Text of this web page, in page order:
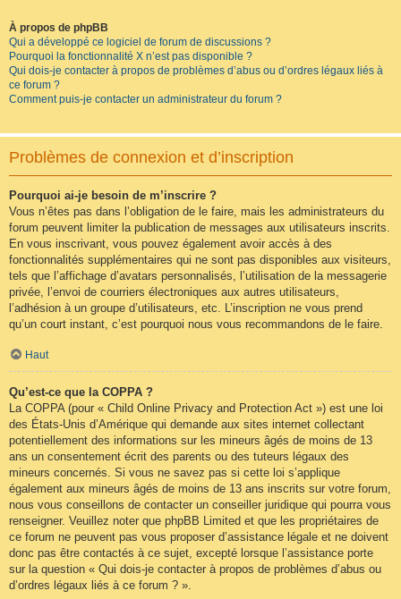
À propos de phpBB
Qui a développé ce logiciel de forum de discussions ?
Pourquoi la fonctionnalité X n’est pas disponible ?
Qui dois-je contacter à propos de problèmes d’abus ou d’ordres légaux liés à
ce forum ?
Comment puis-je contacter un administrateur du forum ?
Problèmes de connexion et d’inscription
Pourquoi ai-je besoin de m’inscrire ?
Vous n’êtes pas dans l’obligation de le faire, mais les administrateurs du
forum peuvent limiter la publication de messages aux utilisateurs inscrits.
En vous inscrivant, vous pouvez également avoir accès à des
fonctionnalités supplémentaires qui ne sont pas disponibles aux visiteurs,
tels que l’affichage d’avatars personnalisés, l’utilisation de la messagerie
privée, l’envoi de courriers électroniques aux autres utilisateurs,
l’adhésion à un groupe d’utilisateurs, etc. L’inscription ne vous prend
qu’un court instant, c’est pourquoi nous vous recommandons de le faire.
Haut
Qu’est-ce que la COPPA ?
La COPPA (pour « Child Online Privacy and Protection Act ») est une loi
des États-Unis d’Amérique qui demande aux sites internet collectant
potentiellement des informations sur les mineurs âgés de moins de 13
ans un consentement écrit des parents ou des tuteurs légaux des
mineurs concernés. Si vous ne savez pas si cette loi s’applique
également aux mineurs âgés de moins de 13 ans inscrits sur votre forum,
nous vous conseillons de contacter un conseiller juridique qui pourra vous
renseigner. Veuillez noter que phpBB Limited et que les propriétaires de
ce forum ne peuvent pas vous proposer d’assistance légale et ne doivent
donc pas être contactés à ce sujet, excepté lorsque l’assistance porte
sur la question « Qui dois-je contacter à propos de problèmes d’abus ou
d’ordres légaux liés à ce forum ? ».